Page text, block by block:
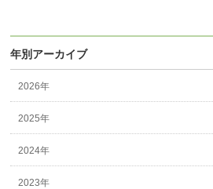
年別アーカイブ
2026年
2025年
2024年
2023年